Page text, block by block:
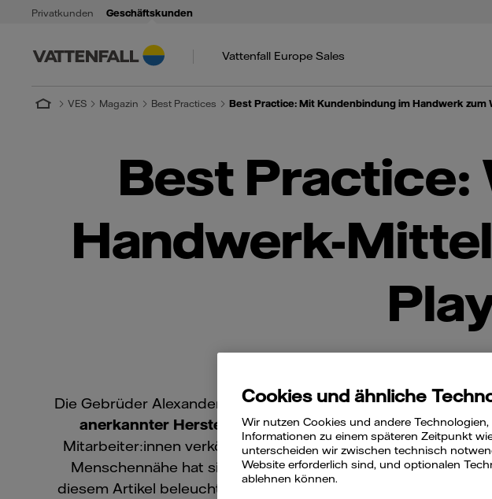
Privatkunden Geschäftskunden
Vattenfall Europe Sales
VES Magazin Best Practices Best Practice: Mit Kundenbindung im Handwerk zum
Best Practice:
Handwerk-
Die Gebrüder Alexander Rheinische Musikinstrumentenfabrik
anerkannter Hersteller von Metallblasinstrumenten. Mit
Mitarbeiter:innen verkörpert das Unternehmen eine
Menschennähe hat sich die Gebr. Alexander GmbH als
diesem Artikel beleuchten wir, wie der Mittelständler seine
Cookies und ähnliche
Wir nutzen Cookies und andere
Informationen zu einem späteren Zeitpunkt
unterscheiden wir zwischen technisch
Website erforderlich sind, und optionalen
ablehnen können.